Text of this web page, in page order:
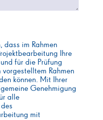
dass im Rahmen
Ihre
für die Prüfung
Rahmen
können. Mit Ihrer
Genehmigung
alle
mit